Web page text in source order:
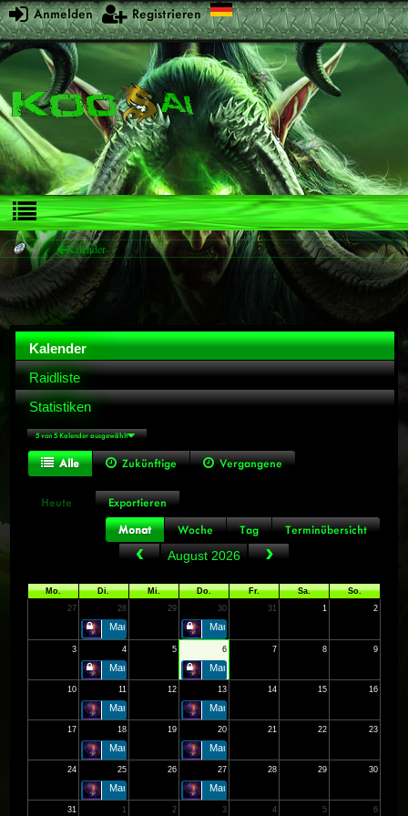
Anmelden Registrieren
Kalender
Kalender
Raidliste
Statistiken
5 von 5 Kalender ausgewählt
Alle Zukünftige Vergangene
Heute
Exportieren
Monat
Woche Tag Terminübersicht
August 2026
Mo. Di. Mi. Do. Fr. Sa.
So.
27
28 29 30 31 1 2
Mausoleum der ersten Mausoleum der ersten
3 4 5 6 7 8 9
Mausoleum der ersten Mausoleum der ersten
10 11 12 13 14 15 16
Mausoleum der ersten Mausoleum der ersten
17 18 19 20 21 22 23
Mausoleum der ersten Mausoleum der ersten
24 25 26 27 28 29 30
Mausoleum der ersten Mausoleum der ersten
31 1 2 3 4 5 6